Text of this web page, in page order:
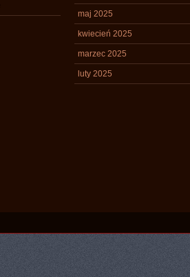
maj 2025
kwiecień 2025
marzec 2025
luty 2025